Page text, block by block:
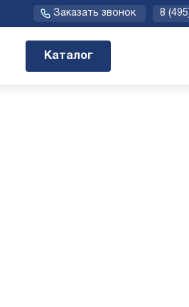
Заказать звонок 8
Каталог